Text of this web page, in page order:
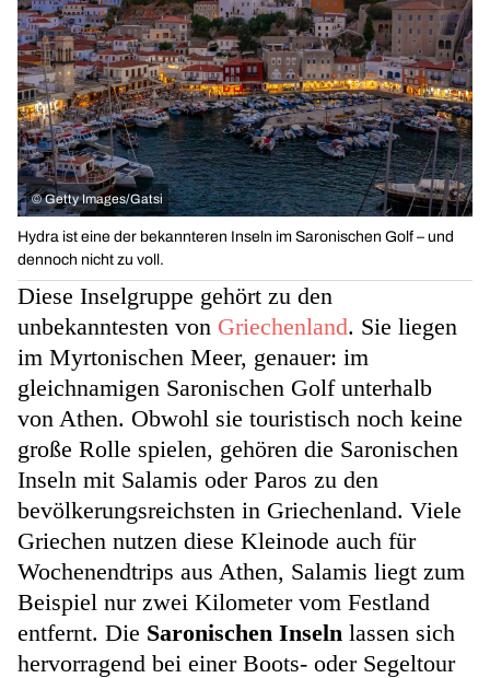
© Getty Images/Gatsi
Hydra ist eine der bekannteren Inseln im Saronischen Golf – und
dennoch nicht zu voll.
Diese Inselgruppe gehört zu den
unbekanntesten von Griechenland. Sie liegen
im Myrtonischen Meer, genauer: im
gleichnamigen Saronischen Golf unterhalb
von Athen. Obwohl sie touristisch noch keine
große Rolle spielen, gehören die Saronischen
Inseln mit Salamis oder Paros zu den
bevölkerungsreichsten in Griechenland. Viele
Griechen nutzen diese Kleinode auch für
Wochenendtrips aus Athen, Salamis liegt zum
Beispiel nur zwei Kilometer vom Festland
entfernt. Die Saronischen Inseln lassen sich
hervorragend bei einer Boots- oder Segeltour